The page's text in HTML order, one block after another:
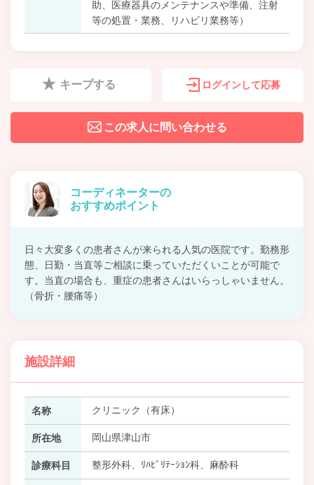
助、医療器具のメンテナンスや準備、注射
等の処置・業務、リハビリ業務等）
キープする ログインして応募
この求人に問い合わせる
コーディネーターの
おすすめポイント
日々大変多くの患者さんが来られる人気の医院です。勤務形
態、日勤・当直等ご相談に乗っていただくいことが可能で
す。当直の場合も、重症の患者さんはいらっしゃいません。
（骨折・腰痛等）
施設詳細
名称 クリニック（有床）
所在地 岡山県津山市
診療科目 整形外科、ﾘﾊﾋﾞﾘﾃｰｼｮﾝ科、麻酔科